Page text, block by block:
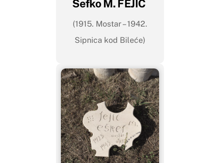
Šefko M. FEJIĆ
(1915. Mostar – 1942.
Sipnica kod Bileće)